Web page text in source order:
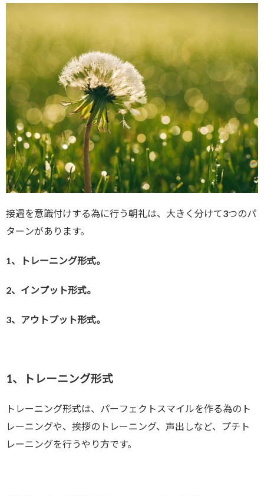
接遇を意識付けする為に行う朝礼は、大きく分けて3つのパ
ターンがあります。
1、トレーニング形式。
2、インプット形式。
3、アウトプット形式。
1、トレーニング形式
トレーニング形式は、パーフェクトスマイルを作る為のト
レーニングや、挨拶のトレーニング、声出しなど、プチト
レーニングを行うやり方です。